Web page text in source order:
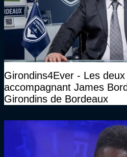
Girondins4Ever - Les
accompagnant James
Girondins de Bordeaux